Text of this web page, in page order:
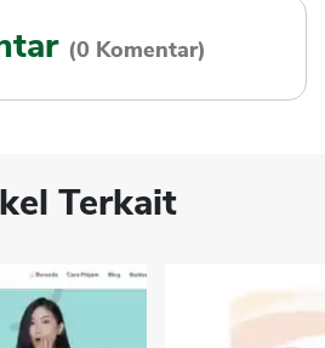
(0 Komentar)
Terkait